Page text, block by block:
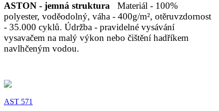
ASTON - jemná struktura
Materiál - 100%
polyester, voděodolný, váha - 400g/m², otěruvzdornost
- 35.000 cyklů. Údržba - pravidelné vysávání
vysavačem na malý výkon nebo čištění hadříkem
navlhčeným vodou.
AST 571